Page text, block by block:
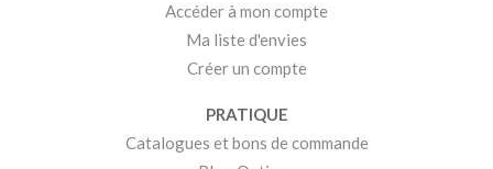
Accéder à mon compte
Ma liste d'envies
Créer un compte
PRATIQUE
Catalogues et bons de commande